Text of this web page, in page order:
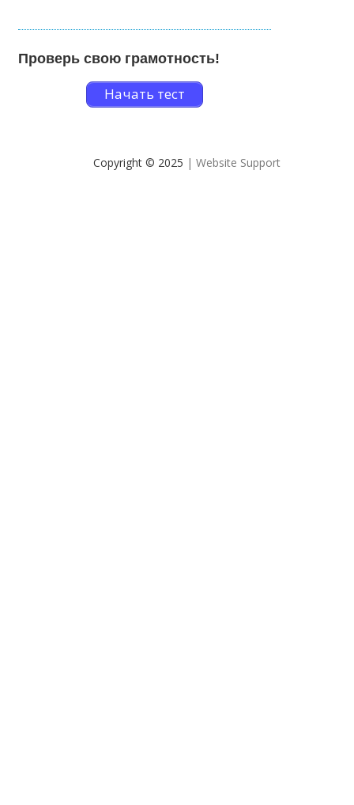
Проверь свою грамотность!
Начать тест
Copyright © 2025 | Website Support